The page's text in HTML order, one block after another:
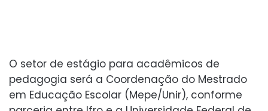
O setor de estágio para acadêmicos de
pedagogia será a Coordenação do Mestrado
em Educação Escolar (Mepe/Unir), conforme